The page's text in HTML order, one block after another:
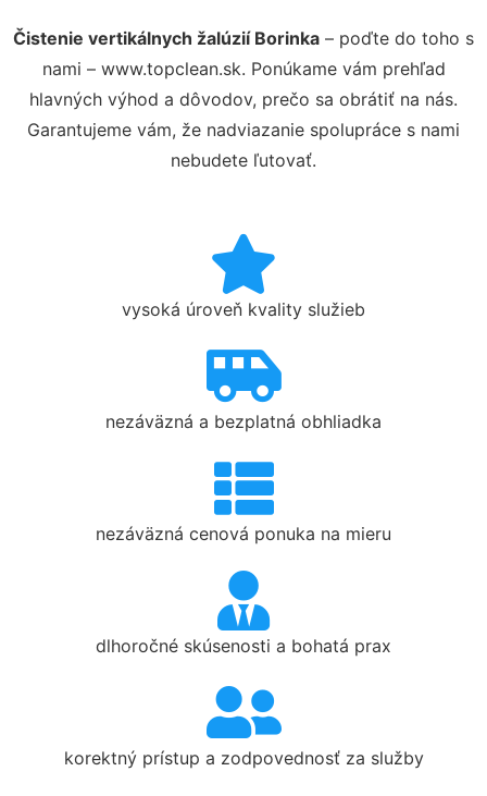
Čistenie vertikálnych žalúzií Borinka – poďte do toho s
nami – www.topclean.sk. Ponúkame vám prehľad
hlavných výhod a dôvodov, prečo sa obrátiť na nás.
Garantujeme vám, že nadviazanie spolupráce s nami
nebudete ľutovať.
vysoká úroveň kvality služieb
nezáväzná a bezplatná obhliadka
nezáväzná cenová ponuka na mieru
dlhoročné skúsenosti a bohatá prax
korektný prístup a zodpovednosť za služby